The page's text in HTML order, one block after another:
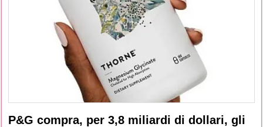
P&G compra, per 3,8 miliardi di dollari, gli